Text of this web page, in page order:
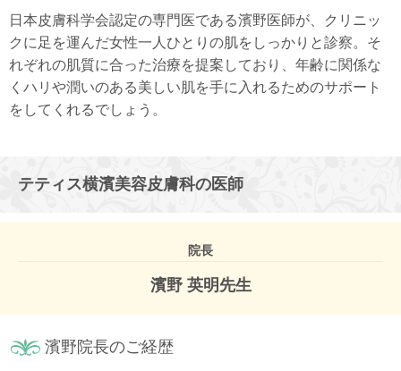
日本皮膚科学会認定の専門医である濱野医師が、クリニッ
クに足を運んだ女性一人ひとりの肌をしっかりと診察。そ
れぞれの肌質に合った治療を提案しており、年齢に関係な
くハリや潤いのある美しい肌を手に入れるためのサポート
をしてくれるでしょう。
テティス横濱美容皮膚科の医師
院長
濱野 英明先生
濱野院長のご経歴